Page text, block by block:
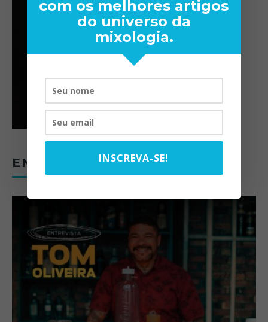
ENTREVISTAS
com os melhores artigos
do universo da
mixologia.
INSCREVA-SE!